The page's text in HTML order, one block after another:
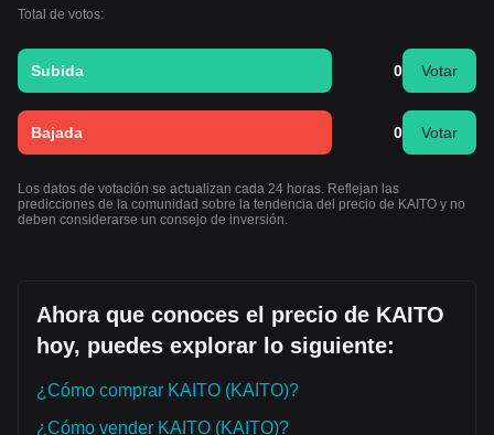
Total de votos:
Subida 0 Votar
Bajada 0 Votar
Los datos de votación se actualizan cada 24 horas. Reflejan las
predicciones de la comunidad sobre la tendencia del precio de KAITO y no
deben considerarse un consejo de inversión.
Ahora que conoces el precio de KAITO
hoy, puedes explorar lo siguiente:
¿Cómo comprar KAITO (KAITO)?
¿Cómo vender KAITO (KAITO)?